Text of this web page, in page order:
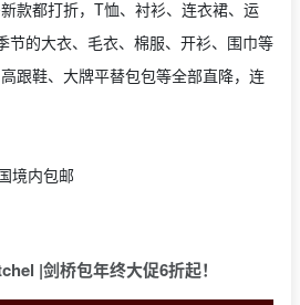
款都打折，T恤、衬衫、连衣裙、运
节的大衣、毛衣、棉服、开衫、围巾等
跟鞋、大牌平替包包等全部直降，连
境内包邮
|剑桥包年终大促6折起！